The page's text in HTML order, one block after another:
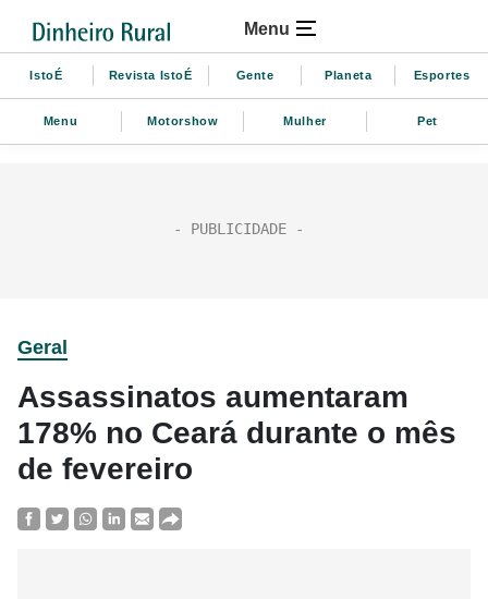
Menu
IstoÉ Revista IstoÉ Gente Planeta Esportes
Menu Motorshow Mulher Pet
Geral
Assassinatos aumentaram
178% no Ceará durante o mês
de fevereiro